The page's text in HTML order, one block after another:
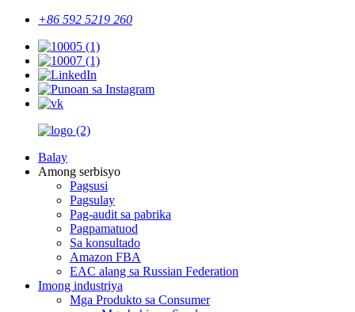
+86 592 5219 260
Balay
Among serbisyo
Pagsusi
Pagsulay
Pag-audit sa pabrika
Pagpamatuod
Sa konsultado
Amazon FBA
EAC alang sa Russian Federation
Imong industriya
Mga Produkto sa Consumer